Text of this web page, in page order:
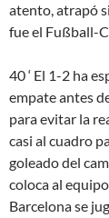
atento, atrapó
fue el Fußball-
40 ‘ El 1-2 ha
empate antes
para evitar la
casi al cuadro
goleado del
coloca al
Barcelona se